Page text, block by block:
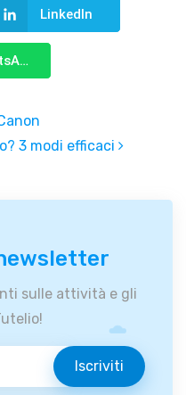
LinkedIn
WhatsApp
3 modi efficaci
sulle attività e gli
Iscriviti